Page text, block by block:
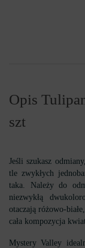
Opis
szt
Jeśli szukasz
tle zwykłych
taka. Należy do
niezwykłą
otaczają różowo-
cała kompozycja
Mystery Valley